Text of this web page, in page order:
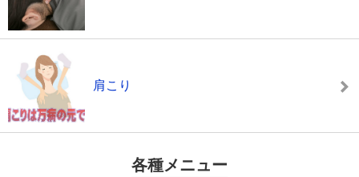
肩こり
各種メニュー